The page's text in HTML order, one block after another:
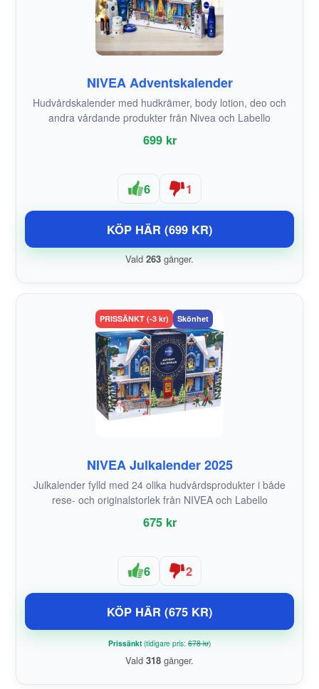
NIVEA Adventskalender
Hudvårdskalender med hudkrämer, body lotion, deo och
andra vårdande produkter från Nivea och Labello
699 kr
6 1
KÖP HÄR (699 KR)
Vald 263 gånger.
PRISSÄNKT (-3 kr) Skönhet
NIVEA Julkalender 2025
Julkalender fylld med 24 olika hudvårdsprodukter i både
rese- och originalstorlek från NIVEA och Labello
675 kr
6 2
KÖP HÄR (675 KR)
Prissänkt(tidigare pris: 678 kr)
Vald 318 gånger.